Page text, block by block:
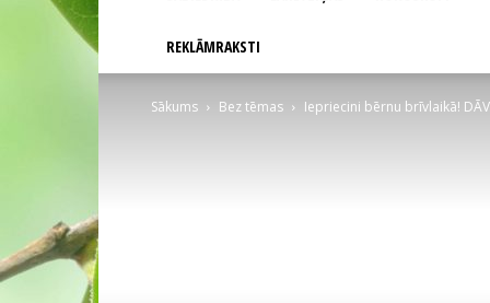
REKLĀMRAKSTI
Sākums Bez tēmas Iepriecini bērnu brīvlaikā!